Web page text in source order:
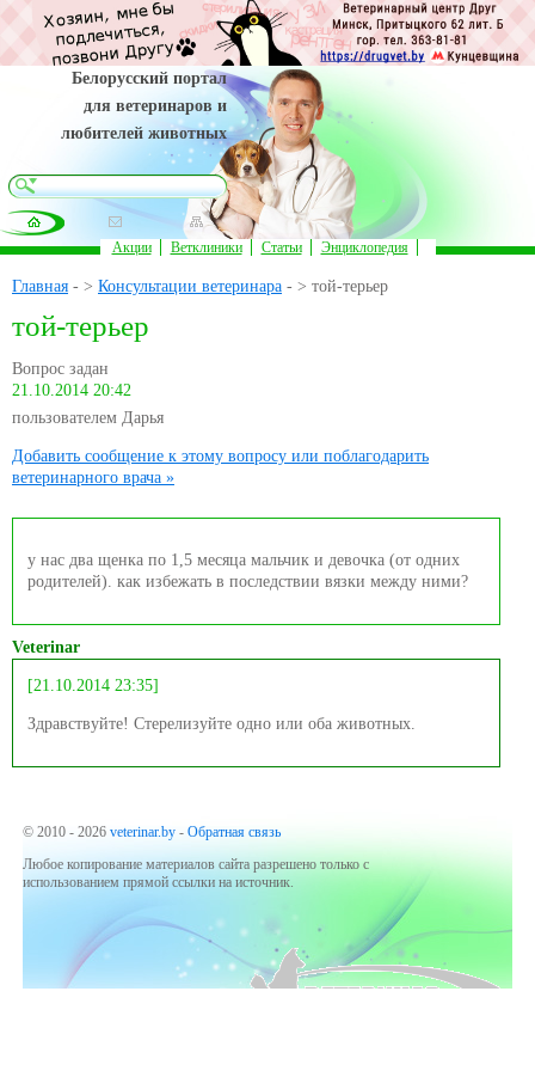
Белорусский портал
для ветеринаров и
любителей животных
Главная - > Консультации ветеринара - > той-терьер
той-терьер
Вопрос задан
21.10.2014 20:42
пользователем Дарья
Добавить сообщение к этому вопросу или поблагодарить
ветеринарного врача »
у нас два щенка по 1,5 месяца мальчик и девочка (от одних
родителей). как избежать в последствии вязки между ними?
Veterinar
[21.10.2014 23:35]
Здравствуйте! Стерелизуйте одно или оба животных.
Акции Ветклиники Статьи Энциклопедия
© 2010 - 2026 veterinar.by - Обратная связь
Любое копирование материалов сайта разрешено только с
использованием прямой ссылки на источник.